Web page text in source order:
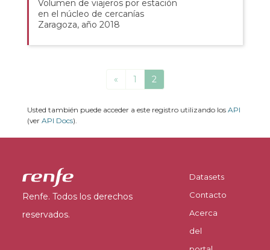
Volumen de viajeros por estación
en el núcleo de cercanías
Zaragoza, año 2018
« 1 2
Usted también puede acceder a este registro utilizando los API
(ver API Docs).
Renfe. Todos los derechos
reservados.
Datasets
Contacto
Acerca
del